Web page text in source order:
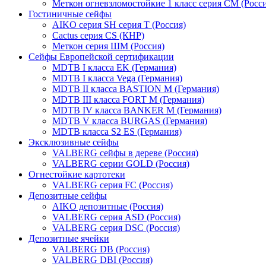
Меткон огневзломостойкие 1 класс серия СМ
Гостиничные сейфы
AIKO серия SH серия Т (Россия)
Cactus серия CS (КНР)
Меткон серия ШМ (Россия)
Сейфы Европейской сертификации
MDTB I класса EK (Германия)
MDTB I класса Vega (Германия)
MDTB II класса BASTION M (Германия)
MDTB III класса FORT M (Германия)
MDTB IV класса BANKER M (Германия)
MDTB V класса BURGAS (Германия)
MDTB класса S2 ES (Германия)
Эксклюзивные сейфы
VALBERG сейфы в дереве (Россия)
VALBERG серии GOLD (Россия)
Огнестойкие картотеки
VALBERG серия FC (Россия)
Депозитные сейфы
AIKO депозитные (Россия)
VALBERG серия ASD (Россия)
VALBERG серия DSC (Россия)
Депозитные ячейки
VALBERG DB (Россия)
VALBERG DBI (Россия)